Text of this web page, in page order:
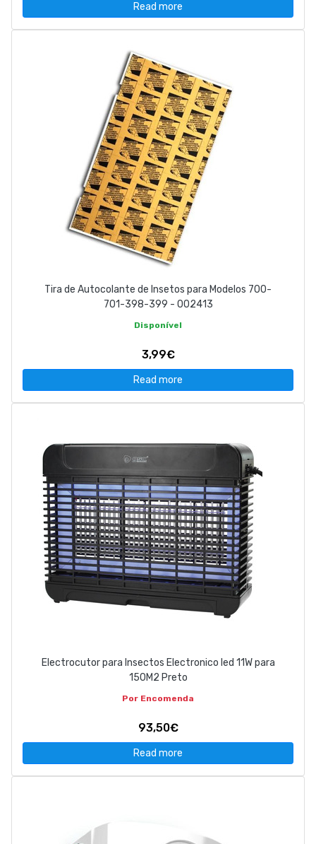
Read more
Tira de Autocolante de Insetos para Modelos 700-
701-398-399 - 002413
Disponível
3,99€
Read more
Electrocutor para Insectos Electronico led 11W para
150M2 Preto
Por Encomenda
93,50€
Read more